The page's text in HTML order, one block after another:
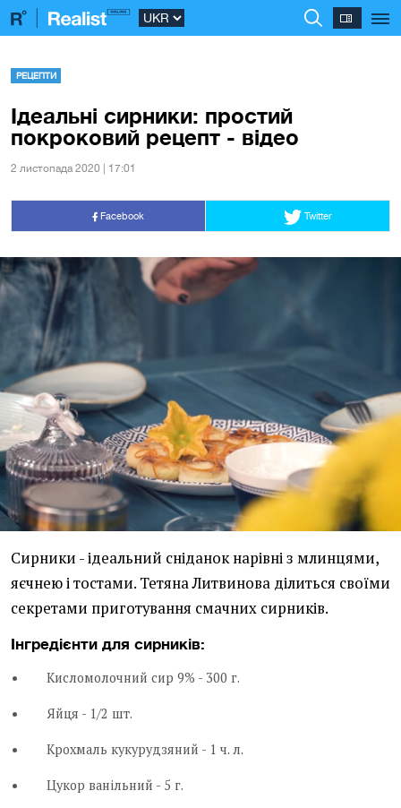
РЕЦЕПТИ
Ідеальні сирники: простий
покроковий рецепт - відео
2 листопада 2020 | 17:01
Facebook Twitter
Сирники - ідеальний сніданок нарівні з млинцями,
яєчнею і тостами. Тетяна Литвинова ділиться своїми
секретами приготування смачних сирників.
Інгредієнти для сирників:
Кисломолочний сир 9% - 300 г.
Яйця - 1/2 шт.
Крохмаль кукурудзяний - 1 ч. л.
Цукор ванільний - 5 г.